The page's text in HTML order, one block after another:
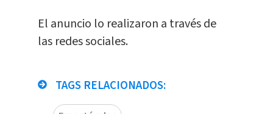
El anuncio lo realizaron a través de
las redes sociales.
TAGS RELACIONADOS: